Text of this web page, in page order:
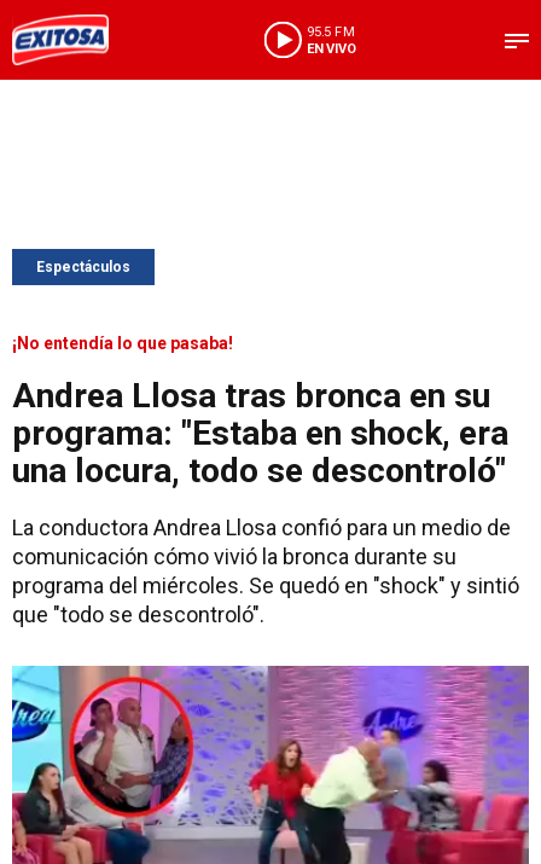
95.5 FM
EN VIVO
Espectáculos
¡No entendía lo que pasaba!
Andrea Llosa tras bronca en su
programa: "Estaba en shock, era
una locura, todo se descontroló"
La conductora Andrea Llosa confió para un medio de
comunicación cómo vivió la bronca durante su
programa del miércoles. Se quedó en "shock" y sintió
que "todo se descontroló".